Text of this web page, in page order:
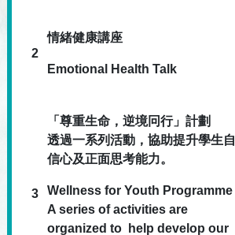
2
情緒健康講座
Emotional Health Talk
3
「尊重生命，逆境冋行」計劃
透過一系列活動，協助提升學生自
信心及正面思考能力。
Wellness for Youth Programme
A series of activities are
organized to help develop our